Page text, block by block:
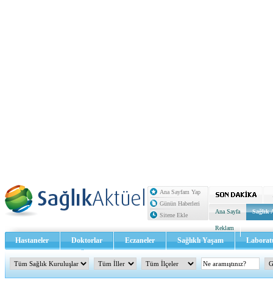
Ana Sayfam Yap
Günün Haberleri
Sitene Ekle
Ana Sayfa Sağlık
Reklam
Hastaneler Doktorlar Eczaneler Sağlıklı Yaşam
Sağlık TV - Video İletişim